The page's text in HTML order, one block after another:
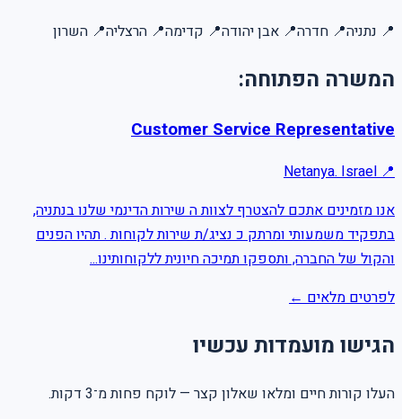
📍 נתניה📍 חדרה📍 אבן יהודה📍 קדימה📍 הרצליה📍 השרון
המשרה הפתוחה:
Customer Service Representative
📍
Netanya. Israel
אנו מזמינים אתכם להצטרף לצוות ה שירות הדינמי שלנו בנתניה,
בתפקיד משמעותי ומרתק כ נציג/ת שירות לקוחות . תהיו הפנים
והקול של החברה, ותספקו תמיכה חיונית ללקוחותינו...
לפרטים מלאים ←
הגישו מועמדות עכשיו
העלו קורות חיים ומלאו שאלון קצר — לוקח פחות מ־3 דקות.